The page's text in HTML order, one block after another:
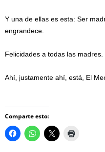
Y una de ellas es esta: Ser
engrandece.
Felicidades a todas las madres.
Ahí, justamente ahí, está, El
Comparte esto: